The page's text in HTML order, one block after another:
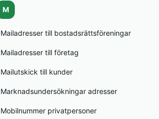
M
Mailadresser till bostadsrättsföreningar
Mailadresser till företag
Mailutskick till kunder
Marknadsundersökningar adresser
Mobilnummer privatpersoner